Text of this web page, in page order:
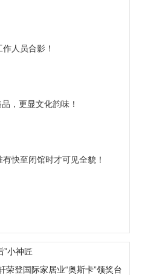
人员合影！
，更显文化韵味！
快至闭馆时才可见全貌！
”小神匠
登国际家居业“奥斯卡”领奖台